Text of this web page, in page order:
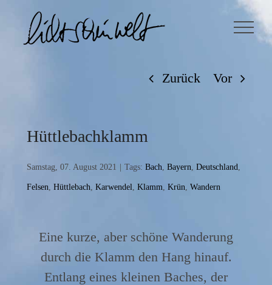
Inhalt
springen
Zurück
Vor
Hüttlebachklamm
Samstag, 07. August 2021 Tags: Bach, Bayern, Deutschland,
Felsen, Hüttlebach, Karwendel, Klamm, Krün, Wandern
Eine kurze, aber schöne Wanderung
durch die Klamm den Hang hinauf.
Entlang eines kleinen Baches, der